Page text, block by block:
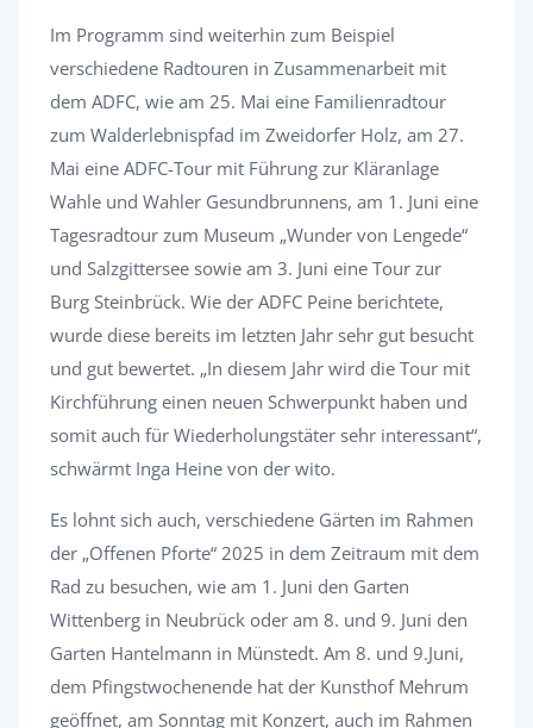
Im Programm sind weiterhin zum Beispiel
verschiedene Radtouren in Zusammenarbeit mit
dem ADFC, wie am 25. Mai eine Familienradtour
zum Walderlebnispfad im Zweidorfer Holz, am 27.
Mai eine ADFC-Tour mit Führung zur Kläranlage
Wahle und Wahler Gesundbrunnens, am 1. Juni eine
Tagesradtour zum Museum „Wunder von Lengede“
und Salzgittersee sowie am 3. Juni eine Tour zur
Burg Steinbrück. Wie der ADFC Peine berichtete,
wurde diese bereits im letzten Jahr sehr gut besucht
und gut bewertet. „In diesem Jahr wird die Tour mit
Kirchführung einen neuen Schwerpunkt haben und
somit auch für Wiederholungstäter sehr interessant“,
schwärmt Inga Heine von der wito.
Es lohnt sich auch, verschiedene Gärten im Rahmen
der „Offenen Pforte“ 2025 in dem Zeitraum mit dem
Rad zu besuchen, wie am 1. Juni den Garten
Wittenberg in Neubrück oder am 8. und 9. Juni den
Garten Hantelmann in Münstedt. Am 8. und 9.Juni,
dem Pfingstwochenende hat der Kunsthof Mehrum
geöffnet, am Sonntag mit Konzert, auch im Rahmen